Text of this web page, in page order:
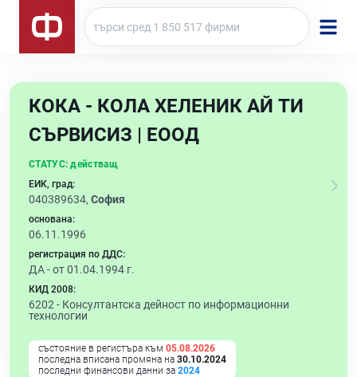
КОКА - КОЛА ХЕЛЕНИК АЙ ТИ
СЪРВИСИЗ | ЕООД
СТАТУС: действащ
ЕИК, град:
040389634, София
основана:
06.11.1996
регистрация по ДДС:
ДА - от 01.04.1994 г.
КИД 2008:
6202 - Консултантска дейност по информационни
технологии
състояние в регистъра към 05.08.2026
последна вписана промяна на 30.10.2024
последни финансови данни за 2024